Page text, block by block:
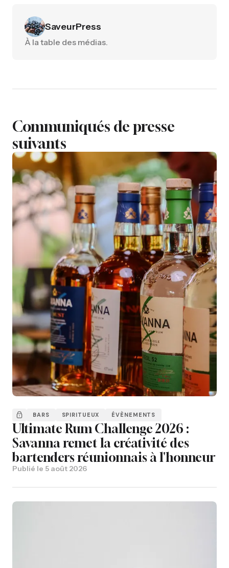
SaveurPress
À la table des médias.
Communiqués de presse
suivants
BARS SPIRITUEUX ÉVÈNEMENTS
Ultimate Rum Challenge 2026 :
Savanna remet la créativité des
bartenders réunionnais à l'honneur
Publié le 5 août 2026